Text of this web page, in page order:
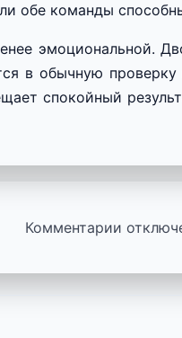
обе команды
эмоциональной.
в обычную
спокойный
Комментарии